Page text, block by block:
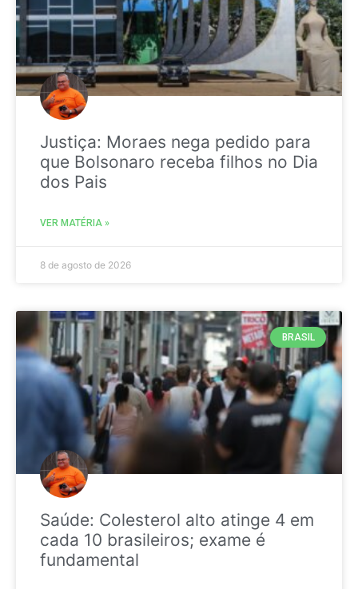
Justiça: Moraes nega pedido para
que Bolsonaro receba filhos no Dia
dos Pais
VER MATÉRIA »
8 de agosto de 2026
BRASIL
Saúde: Colesterol alto atinge 4 em
cada 10 brasileiros; exame é
fundamental